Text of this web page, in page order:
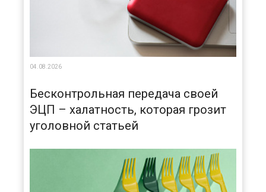
04.08.2026
Бесконтрольная передача своей
ЭЦП – халатность, которая грозит
уголовной статьей